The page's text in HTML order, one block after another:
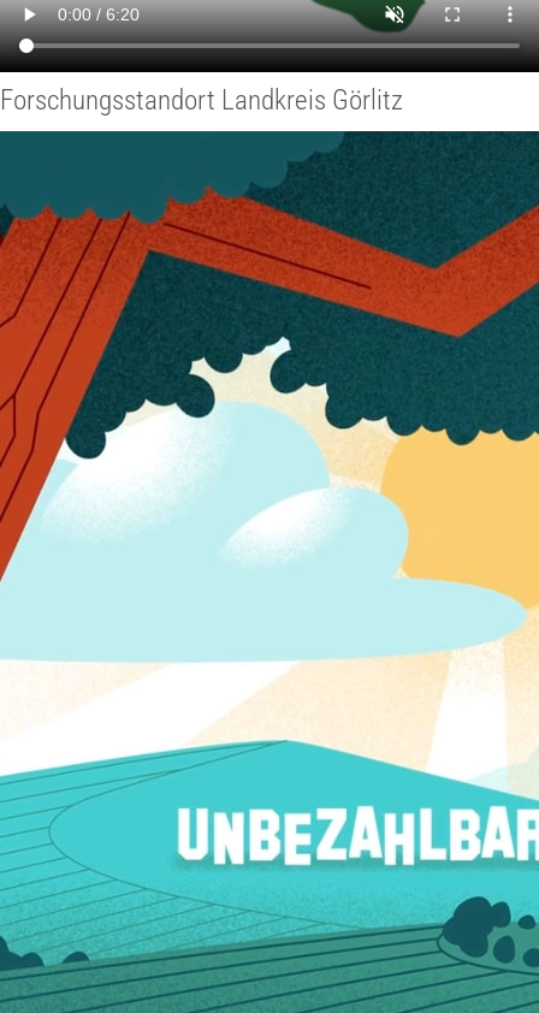
Forschungsstandort Landkreis Görlitz